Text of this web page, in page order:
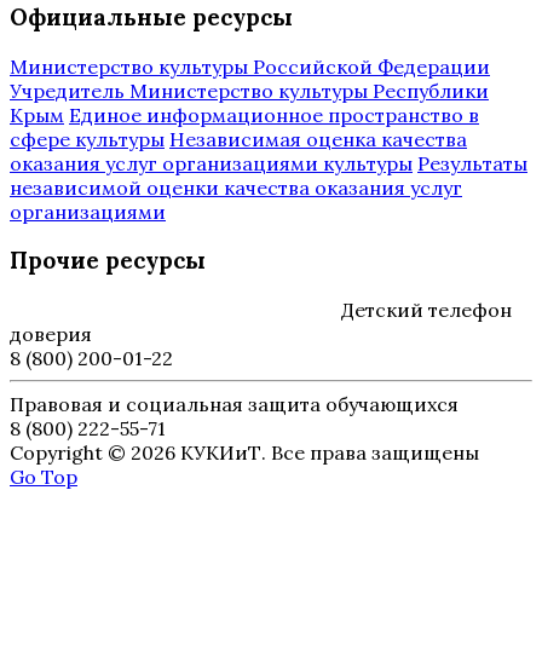
Официальные ресурсы
Министерство культуры Российской Федерации
Учредитель Министерство культуры Республики
Крым Единое информационное пространство в
сфере культуры Независимая оценка качества
оказания услуг организациями культуры Результаты
независимой оценки качества оказания услуг
организациями
Прочие ресурсы
Детский телефон
доверия
8 (800) 200-01-22
Правовая и социальная защита обучающихся
8 (800) 222-55-71
Copyright © 2026 КУКИиТ. Все права защищены
Go Top